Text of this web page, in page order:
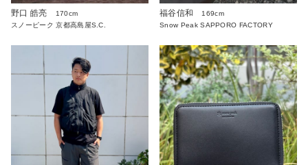
野口 皓亮
170cm
スノーピーク 京都高島屋S.C.
福谷信和
169cm
Snow Peak SAPPORO FACTORY